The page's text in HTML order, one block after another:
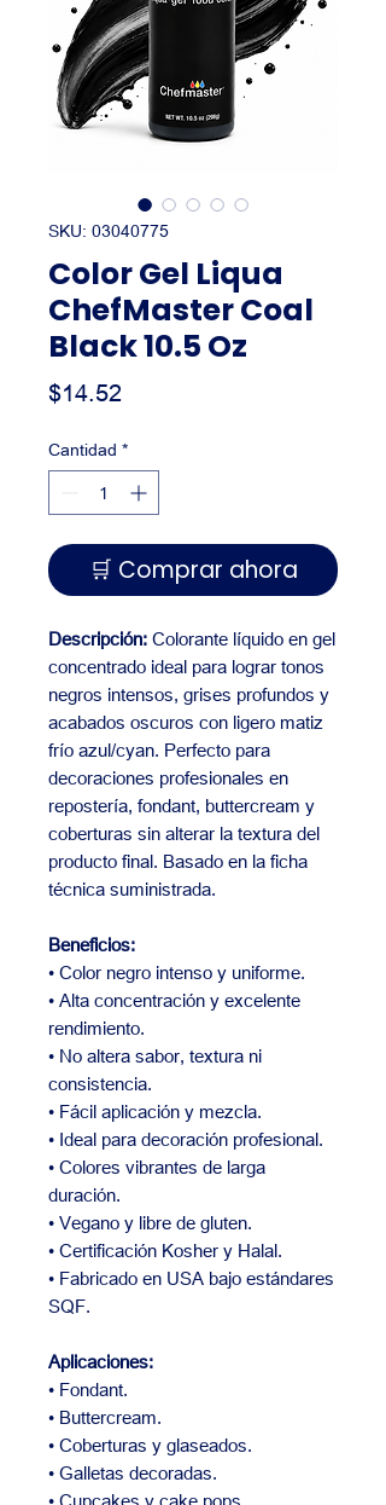
SKU: 03040775
Color Gel Liqua
ChefMaster Coal
Black 10.5 Oz
$14.52
Cantidad *
🛒 Comprar ahora
Descripción: Colorante líquido en gel
concentrado ideal para lograr tonos
negros intensos, grises profundos y
acabados oscuros con ligero matiz
frío azul/cyan. Perfecto para
decoraciones profesionales en
repostería, fondant, buttercream y
coberturas sin alterar la textura del
producto final. Basado en la ficha
técnica suministrada.
Beneficios:
• Color negro intenso y uniforme.
• Alta concentración y excelente
rendimiento.
• No altera sabor, textura ni
consistencia.
• Fácil aplicación y mezcla.
• Ideal para decoración profesional.
• Colores vibrantes de larga
duración.
• Vegano y libre de gluten.
• Certificación Kosher y Halal.
• Fabricado en USA bajo estándares
SQF.
Aplicaciones:
• Fondant.
• Buttercream.
• Coberturas y glaseados.
• Galletas decoradas.
• Cupcakes y cake pops.